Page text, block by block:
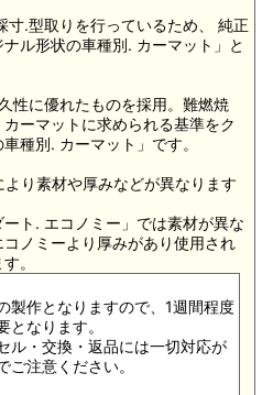
寸.型取りを行っているため、 純正
ル形状の車種別. カーマット」と
性に優れたものを採用。難燃焼
ーマットに求められる基準をク
種別. カーマット」です。
り素材や厚みなどが異なります
ート. エコノミー」では素材が異な
ノミーより厚みがあり使用され
。
製作となりますので、1週間程度
となります。
ル・交換・返品には一切対応が
ご注意ください。